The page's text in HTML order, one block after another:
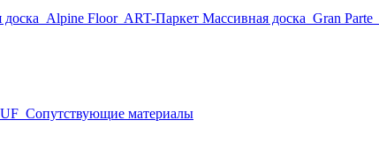
Alpine Floor ART-Паркет Массивная доска Gran Parte
Сопутствующие материалы